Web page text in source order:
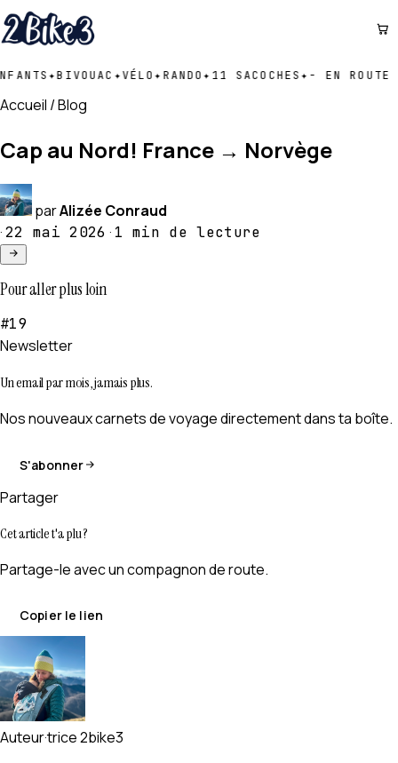
Aller
au
contenu
✦BIVOUAC✦VÉLO✦RANDO✦11 SACOCHES✦- EN ROUTE
Accueil /Blog
Cap au Nord! France → Norvège
parAlizée Conraud
·22 mai 2026 · 1 min de lecture
Pour aller plus loin
#19
Newsletter
Un email par mois, jamais plus.
Nos nouveaux carnets de voyage directement dans ta boîte.
S'abonner
Partager
Cet article t'a plu ?
Partage-le avec un compagnon de route.
Copier le lien
Auteur·trice 2bike3